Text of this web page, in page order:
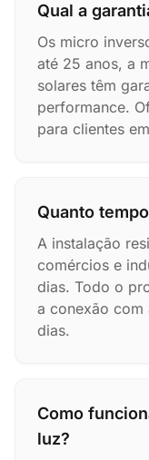
Qual a
Os micro
até 25 anos, a
solares têm
performance.
para clientes
Quanto
A instalação
comércios e
dias. Todo o
a conexão com
dias.
Como
luz?